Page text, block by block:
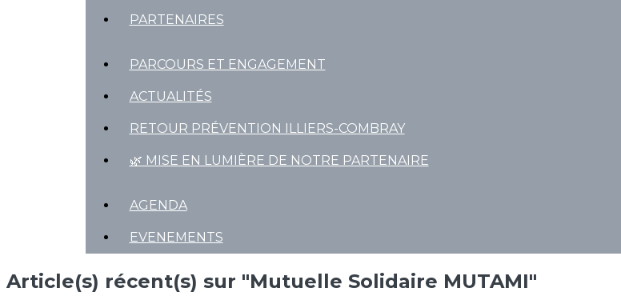
PARTENAIRES
PARCOURS ET ENGAGEMENT
ACTUALITÉS
RETOUR PRÉVENTION ILLIERS-COMBRAY
🌿 MISE EN LUMIÈRE DE NOTRE PARTENAIRE
AGENDA
EVENEMENTS
Article(s) récent(s) sur "Mutuelle Solidaire MUTAMI"